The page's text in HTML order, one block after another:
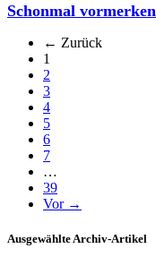
Schonmal
← Zurück
1
2
3
4
5
6
7
…
39
Vor →
Ausgewählte Archiv-Artikel